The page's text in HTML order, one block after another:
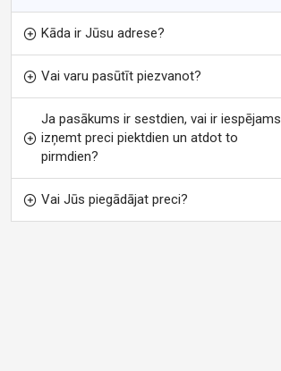
Kāda ir Jūsu adrese?
Vai varu pasūtīt piezvanot?
Ja pasākums ir sestdien, vai ir iespējams
izņemt preci piektdien un atdot to
pirmdien?
Vai Jūs piegādājat preci?